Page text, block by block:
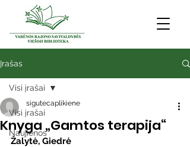
Įrašas
Visi įrašai
Naujienos
Visi įrašai
Knyga „Gamtos terapija“
sigutecaplikiene
Žalytė, Giedrė